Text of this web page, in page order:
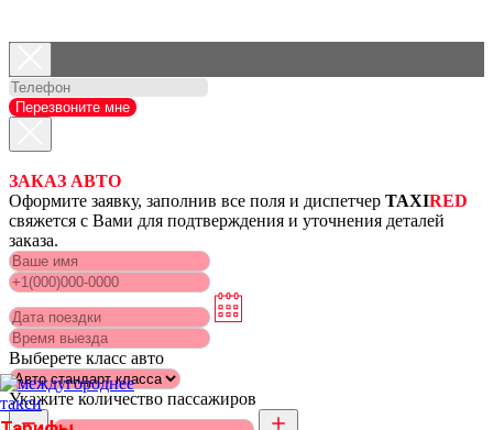
Перезвоните мне
ЗАКАЗ АВТО
Оформите заявку, заполнив все поля и диспетчер TAXIRED
свяжется с Вами для подтверждения и уточнения деталей
заказа.
Выберете класс авто
Укажите количество пассажиров